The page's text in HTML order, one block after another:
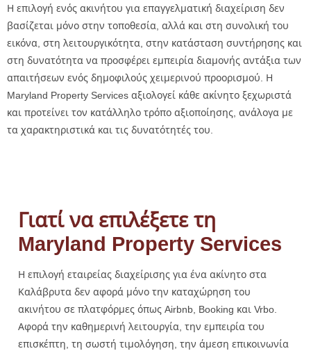
Η επιλογή ενός ακινήτου για επαγγελματική διαχείριση δεν
βασίζεται μόνο στην τοποθεσία, αλλά και στη συνολική του
εικόνα, στη λειτουργικότητα, στην κατάσταση συντήρησης και
στη δυνατότητα να προσφέρει εμπειρία διαμονής αντάξια των
απαιτήσεων ενός δημοφιλούς χειμερινού προορισμού. Η
Maryland Property Services αξιολογεί κάθε ακίνητο ξεχωριστά
και προτείνει τον κατάλληλο τρόπο αξιοποίησης, ανάλογα με
τα χαρακτηριστικά και τις δυνατότητές του.
Γιατί να επιλέξετε τη
Maryland Property Services
Η επιλογή εταιρείας διαχείρισης για ένα ακίνητο στα
Καλάβρυτα δεν αφορά μόνο την καταχώρηση του
ακινήτου σε πλατφόρμες όπως Airbnb, Booking και Vrbo.
Αφορά την καθημερινή λειτουργία, την εμπειρία του
επισκέπτη, τη σωστή τιμολόγηση, την άμεση επικοινωνία